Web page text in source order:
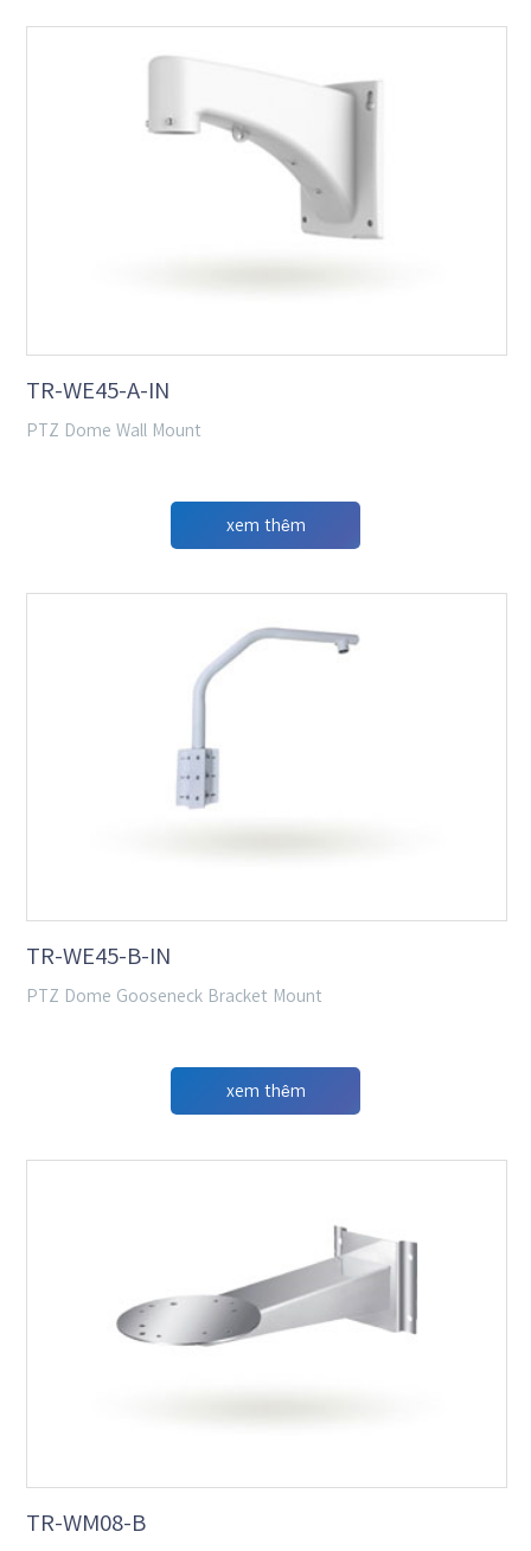
TR-WE45-A-IN
PTZ Dome Wall Mount
xem thêm
TR-WE45-B-IN
PTZ Dome Gooseneck Bracket Mount
xem thêm
TR-WM08-B